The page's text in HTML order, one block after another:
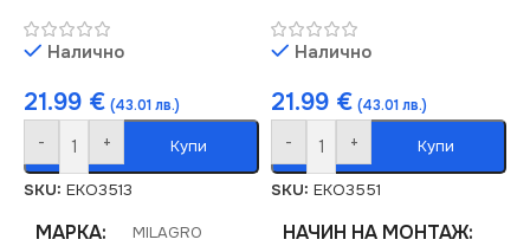
Налично
21.99 € (43.01 лв.)
- + Купи
SKU: EKO3513
МАРКА MILAGRO
Налично
21.99 € (43.01 лв.)
- + Купи
SKU: EKO3551
НАЧИН НА МОНТАЖ